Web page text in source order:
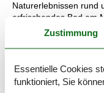
Naturerlebnissen rund
erfrischendes Bad am
den Dünen aus
Wasser – das gibt
Ferienhaus liegt der
besonders bei
Windsurfen,
grünen Strandkante
Zustimmung
Essentielle Cookies
funktioniert, Sie